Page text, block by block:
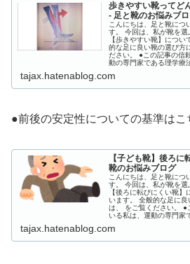
歩きやすい靴ってど
- 足と靴のお悩みブ
こんにちは、足と靴につ
す。 今回は、私が靴を
【歩きやすい靴】につ
的な足に良い靴の選び方
ださい。 ●この記事の信
動の専門家である理学療
tajax.hatenablog.com
●前後の安定性についての基準はこ
【子ども靴】後ろに
靴のお悩みブログ
こんにちは、足と靴につ
す。 今回は、私が靴を
【後ろに転びにくい靴
います。 全般的な足に
は、 をご覧ください。
いる私は、運動の専門家
tajax.hatenablog.com